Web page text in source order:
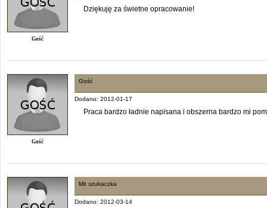
Gość
Dziękuję za świetne opracowanie!
Gość
Gość
Dodano: 2012-01-17
Praca bardzo ładnie napisana i obszerna bardzo mi
Mit szukaczka
Dodano: 2012-03-14